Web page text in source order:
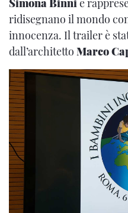
Simona Binnie
ridisegnano il mondo
innocenza. Il trailer è
dall’architetto Marco